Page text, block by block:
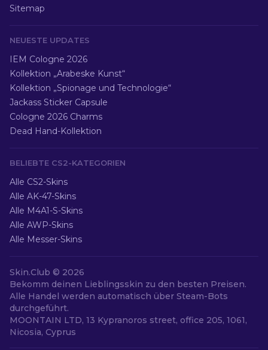
Sitemap
NEUESTE UPDATES
IEM Cologne 2026
Kollektion „Arabeske Kunst“
Kollektion „Spionage und Technologie“
Jackass Sticker Capsule
Cologne 2026 Charms
Dead Hand-Kollektion
BELIEBTE CS2-KATEGORIEN
Alle CS2-Skins
Alle AK-47-Skins
Alle M4A1-S-Skins
Alle AWP-Skins
Alle Messer-Skins
Skin.Club © 2026
Bekomm deinen Lieblingsskin zu den besten Preisen.
Alle Handel werden automatisch über Steam-Bots
durchgeführt.
MOONTAIN LTD, 13 Kypranoros street, office 205, 1061,
Nicosia, Cyprus